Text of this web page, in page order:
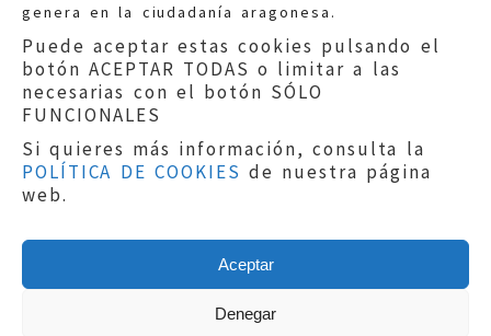
genera en la ciudadanía aragonesa.
Puede aceptar estas cookies pulsando el
botón ACEPTAR TODAS o limitar a las
necesarias con el botón SÓLO
FUNCIONALES
Si quieres más información, consulta la
POLÍTICA DE COOKIES de nuestra página
web.
Aceptar
Denegar
Teléfonos:900 210 210/
Aviso legal|Política de privacidad|
Protección de Datos
Política de cookies
Copyright © 2019El Justicia de Aragón|
Sephor Consulting